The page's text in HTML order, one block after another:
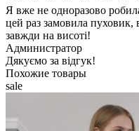
Я вже не одноразово
цей раз замовила пуховик,
завжди на висоті!
Администратор
Дякуємо за відгук!
Похожие товары
sale